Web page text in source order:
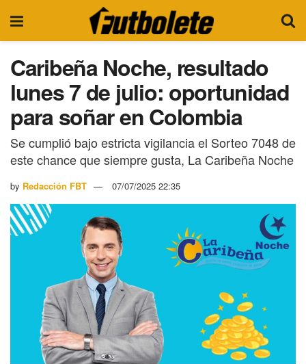
Caribeña Noche, resultado
lunes 7 de julio: oportunidad
para soñar en Colombia
Se cumplió bajo estricta vigilancia el Sorteo 7048 de
este chance que siempre gusta, La Caribeña Noche
by Redacción FBT 07/07/2025 22:35